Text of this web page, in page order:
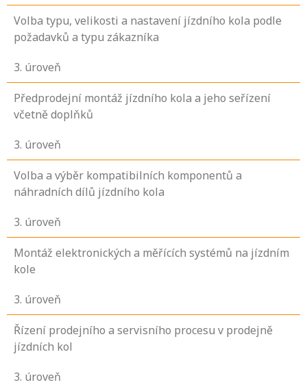
Volba typu, velikosti a nastavení jízdního kola podle
požadavků a typu zákazníka
3. úroveň
Předprodejní montáž jízdního kola a jeho seřízení
včetně doplňků
3. úroveň
Volba a výběr kompatibilních komponentů a
náhradních dílů jízdního kola
3. úroveň
Montáž elektronických a měřících systémů na jízdním
kole
3. úroveň
Řízení prodejního a servisního procesu v prodejně
jízdních kol
3. úroveň